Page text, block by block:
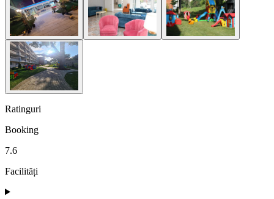
Ratinguri
Booking
7.6
Facilități